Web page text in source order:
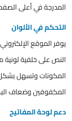
المدرجة في أعلى
التحكم في الألوان
يوفر الموقع
النص على خلفية لونية
المكونات وتسهل بشكل
المكفوفين وضعاف
دعم لوحة المفاتيح